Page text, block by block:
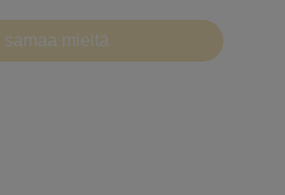
Corporation
samaa mieltä